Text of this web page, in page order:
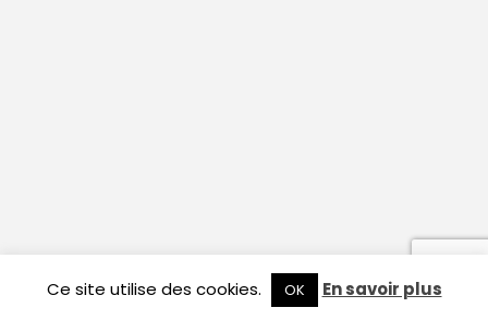
Ce site utilise des cookies. OK En savoir plus